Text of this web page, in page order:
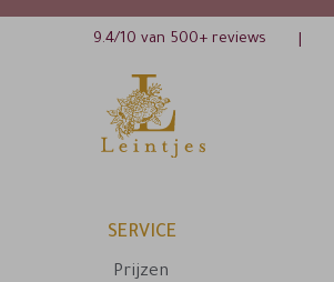
9.4/10 van 500+ reviews
SERVICE
Prijzen